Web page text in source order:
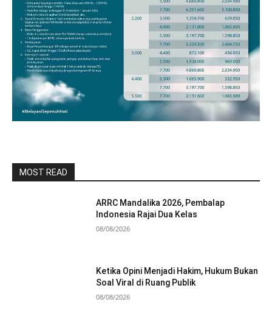
MOST READ
ARRC Mandalika 2026, Pembalap
Indonesia Rajai Dua Kelas
08/08/2026
Ketika Opini Menjadi Hakim, Hukum Bukan
Soal Viral di Ruang Publik
08/08/2026